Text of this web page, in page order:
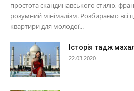
простота скандинавського стилю,
розумний мінімалізм. Розбираємо всі
квартири для молодої...
Історія тадж
22.03.2020